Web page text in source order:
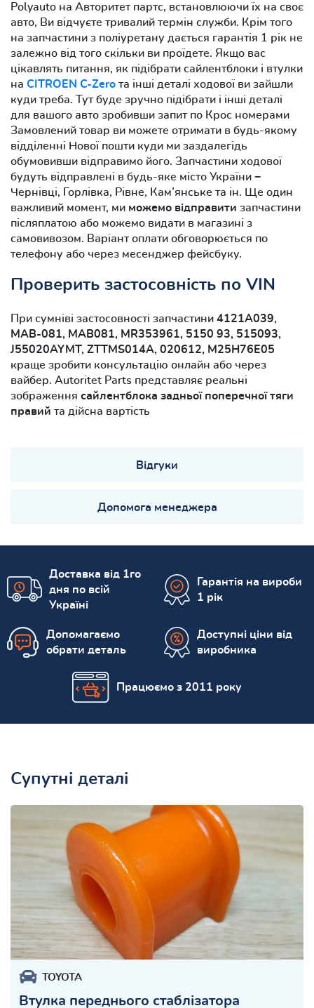
Polyauto на Авторитет партс, встановлюючи їх на своє
авто, Ви відчуєте тривалий термін служби. Крім того
на запчастини з поліуретану дається гарантія 1 рік не
залежно від того скільки ви проїдете. Якщо вас
цікавлять питання, як підібрати сайлентблоки і втулки
на CITROEN C-Zero та інші деталі ходової ви зайшли
куди треба. Тут буде зручно підібрати і інші деталі
для вашого авто зробивши запит по Крос номерами
Замовлений товар ви можете отримати в будь-якому
відділенні Нової пошти куди ми заздалегідь
обумовивши відправимо його. Запчастини ходової
будуть відправлені в будь-яке місто України −
Чернівці, Горлівка, Рівне, Кам’янське та ін. Ще один
важливий момент, ми можемо відправити запчастини
післяплатою або можемо видати в магазині з
самовивозом. Варіант оплати обговорюється по
телефону або через месенджер фейсбуку.
Проверить застосовність по VIN
При сумніві застосовності запчастини 4121A039,
MAB-081, MAB081, MR353961, 5150 93, 515093,
J55020AYMT, ZTTMS014A, 020612, M25H76E05
краще зробити консультацію онлайн або через
вайбер. Autoritet Parts представляє реальні
зображення сайлентблока задньої поперечної тяги
правий та дійсна вартість
Відгуки
Допомога менеджера
Доставка від 1го
дня по всій
Україні
Гарантія на вироби
1 рік
Допомагаємо
обрати деталь
Доступні ціни від
виробника
Працюємо з 2011 року
Супутні деталі
TOYOTA
Втулка переднього стаблізатора